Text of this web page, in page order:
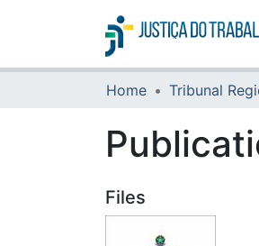
Home
Files